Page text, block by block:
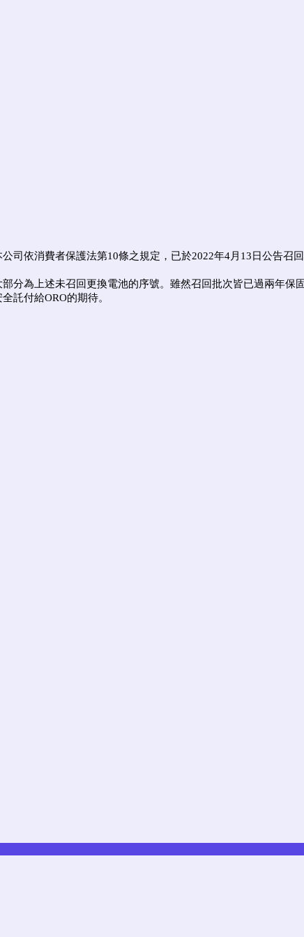
司依消費者保護法第10條之規定，已於2022年4月 13 日公告召
分為上述未召回更換電池的序號。雖然召回批次皆已過兩年保
全託付給ORO的期待。